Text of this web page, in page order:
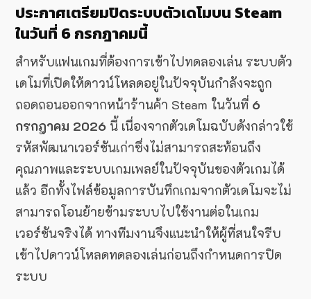
ประกาศเตรียมปิดระบบตัวเดโมบน Steam
ในวันที่ 6 กรกฎาคมนี้
สำหรับแฟนเกมที่ต้องการเข้าไปทดลองเล่น ระบบตัว
เดโมที่เปิดให้ดาวน์โหลดอยู่ในปัจจุบันกำลังจะถูก
ถอดถอนออกจากหน้าร้านค้า Steam ในวันที่ 6
กรกฎาคม 2026 นี้ เนื่องจากตัวเดโมฉบับดังกล่าวใช้
รหัสพัฒนาเวอร์ชันเก่าซึ่งไม่สามารถสะท้อนถึง
คุณภาพและระบบเกมเพลย์ในปัจจุบันของตัวเกมได้
แล้ว อีกทั้งไฟล์ข้อมูลการบันทึกเกมจากตัวเดโมจะไม่
สามารถโอนย้ายข้ามระบบไปใช้งานต่อในเกม
เวอร์ชันจริงได้ ทางทีมงานจึงแนะนำให้ผู้ที่สนใจรีบ
เข้าไปดาวน์โหลดทดลองเล่นก่อนถึงกำหนดการปิด
ระบบ